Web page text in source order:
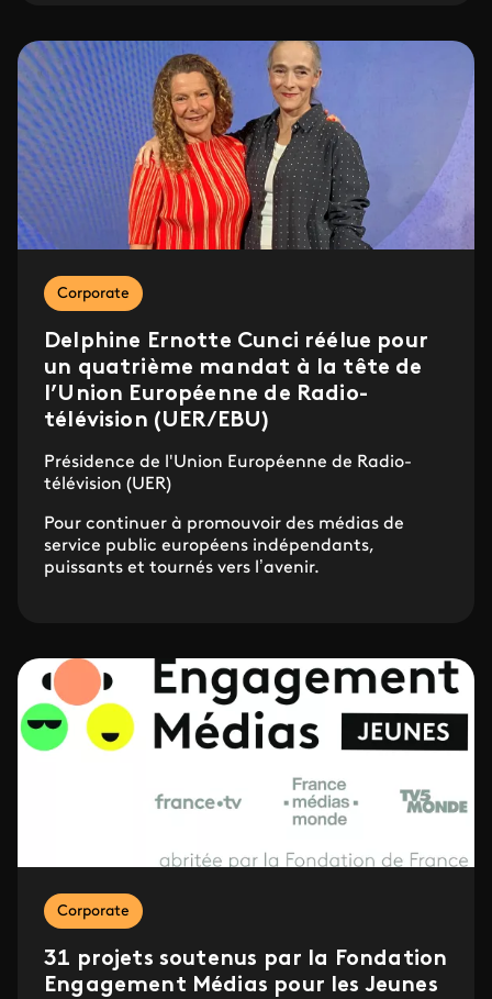
Corporate
Delphine Ernotte Cunci réélue pour
un quatrième mandat à la tête de
l’Union Européenne de Radio-
télévision (UER/EBU)
Présidence de l'Union Européenne de Radio-
télévision (UER)
Pour continuer à promouvoir des médias de
service public européens indépendants,
puissants et tournés vers l’avenir.
Corporate
31 projets soutenus par la Fondation
Engagement Médias pour les Jeunes